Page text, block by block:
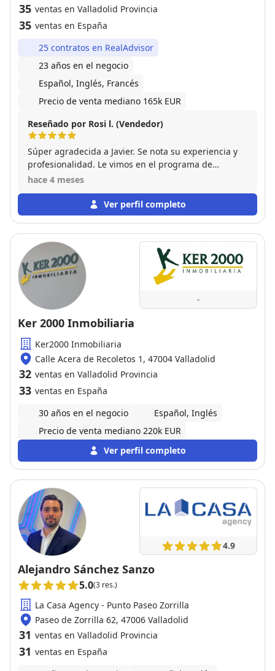
35 ventas en Valladolid Provincia
35 ventas en España
25 contratos en RealAdvisor
23 años en el negocio
Español, Inglés, Francés
Precio de venta mediano 165k EUR
Reseñado por Rosi l. (Vendedor)
Súper agradecida a Javier. Se nota su experiencia y
profesionalidad. Le vimos en el programa de
televisión en la8 y nos encantó . Nos valoró el piso y
hacer nada. Siempre agradecidos por su ayuda
profesional y personal. Nos alegra muchísimo todo
hace 4 meses
Ver perfil completo
-
Ker 2000 Inmobiliaria
Ker2000 Inmobiliaria
Calle Acera de Recoletos 1, 47004 Valladolid
32 ventas en Valladolid Provincia
33 ventas en España
30 años en el negocio
Español, Inglés
Precio de venta mediano 220k EUR
Ver perfil completo
4.9
Alejandro Sánchez Sanzo
5.0(3 res.)
La Casa Agency - Punto Paseo Zorrilla
Paseo de Zorrilla 62, 47006 Valladolid
31 ventas en Valladolid Provincia
31 ventas en España